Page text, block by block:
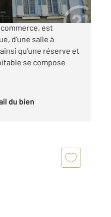
avec local
est
d'une salle à
qu'une réserve et
se compose
du bien